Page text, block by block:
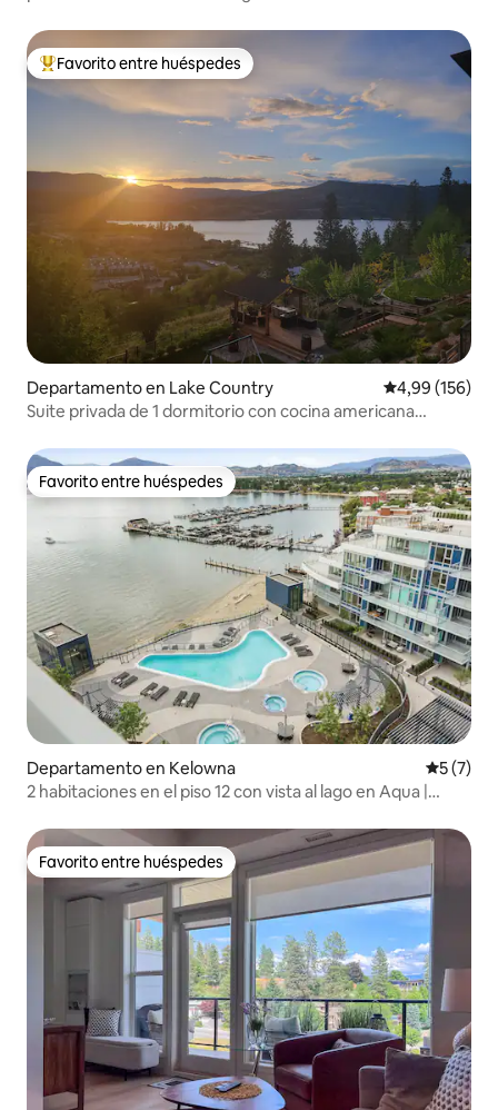
Favorito entre los huéspedes más destacados
Favorito entre huéspedes
Departamento en Lake Country Calificación
4,99 (156)
Suite privada de 1 dormitorio con cocina americana
Favorito entre huéspedes
Favorito entre huéspedes
Departamento en Kelowna
5 (7)
2 habitaciones en el piso 12 con vista al lago en Aqua |
Favorito entre huéspedes
Favorito entre huéspedes